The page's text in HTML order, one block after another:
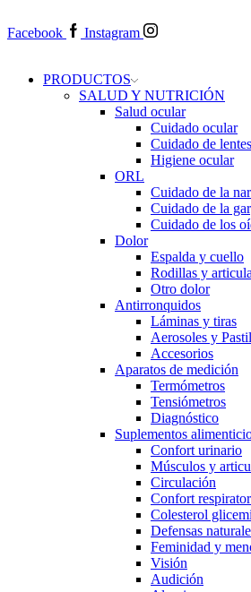
Facebook
Instagram
PRODUCTOS
SALUD Y NUTRICIÓN
Salud ocular
Cuidado ocular
Cuidado de
Higiene ocular
ORL
​​Cuidado de la
​​Cuidado de la
​​Cuidado de los
Dolor
Espalda y cuello
Rodillas y
Otro dolor
Antirronquidos
Láminas y tiras
Aerosoles y
Accesorios
Aparatos de medición
Termómetros
Tensiómetros
Diagnóstico
Suplementos
Confort urinario
Músculos y
Circulación
Confort
Colesterol
Defensas
Feminidad y
Visión
Audición